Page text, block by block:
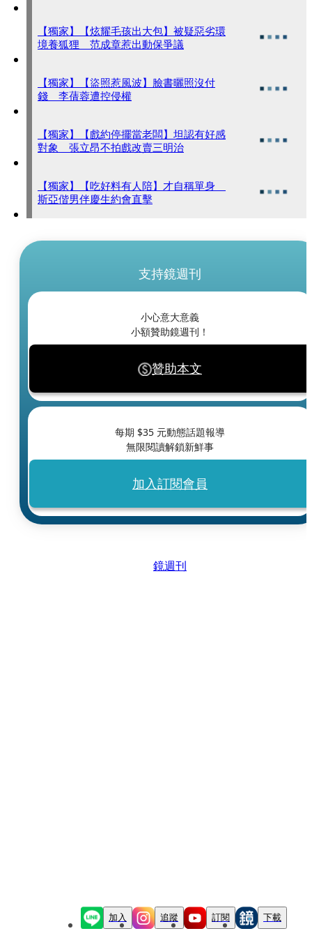
【獨家】【炫耀毛孩出大包】被疑惡劣環
境養狐狸 范成章惹出動保爭議
【獨家】【盜照惹風波】臉書曬照沒付
錢 李蒨蓉遭控侵權
【獨家】【戲約停擺當老闆】坦認有好感
對象 張立昂不拍戲改賣三明治
【獨家】【吃好料有人陪】才自稱單身
斯亞偕男伴慶生約會直擊
支持鏡週刊
小心意大意義
小額贊助鏡週刊！
贊助本文
每期 $35 元動態話題報導
無限閱讀解鎖新鮮事
加入訂閱會員
鏡週刊
加入 追蹤 訂閱 下載